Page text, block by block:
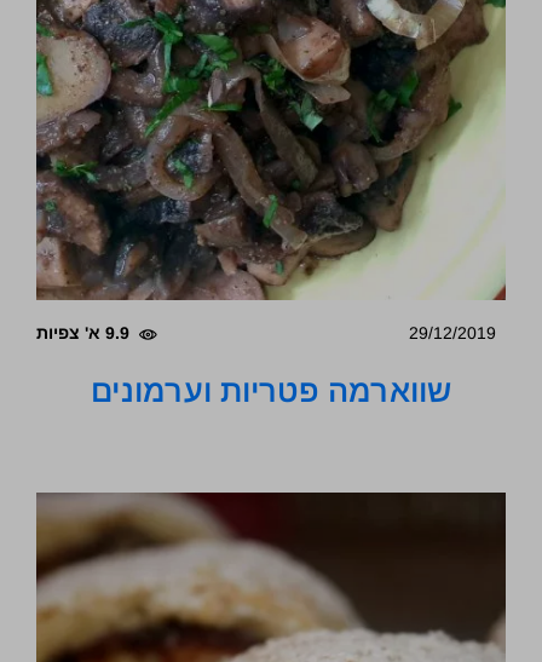
29/12/2019 9.9 א' צפיות
שווארמה פטריות וערמונים